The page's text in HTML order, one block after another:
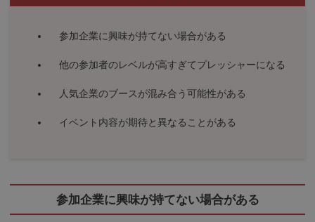
参加企業に興味が持てない場合がある
他の参加者のレベルが高すぎてプレッシャーになる
人気企業のブースが混み合う可能性がある
イベント内容が期待と異なることがある
参加企業に興味が持てない場合がある